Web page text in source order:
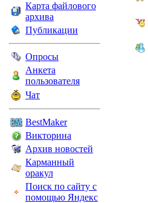
Карта файлового
архива
Публикации
Опросы
Анкета
пользователя
Чат
BestMaker
Викторина
Архив новостей
Карманный
оракул
Поиск по сайту с
помощью Яндекс